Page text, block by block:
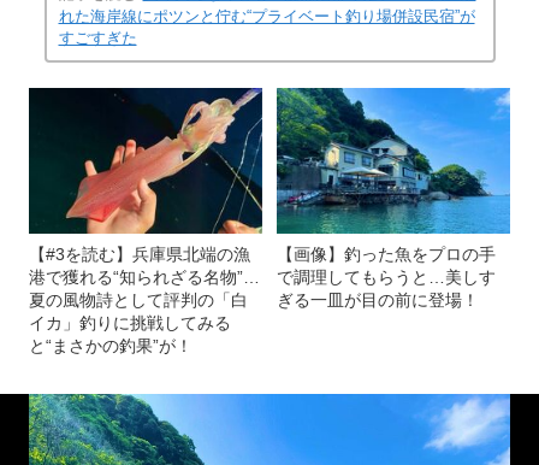
れた海岸線にポツンと佇む“プライベート釣り場併設民宿”が
すごすぎた
【#3を読む】兵庫県北端の漁
港で獲れる“知られざる名物”…
夏の風物詩として評判の「白
イカ」釣りに挑戦してみる
と“まさかの釣果”が！
【画像】釣った魚をプロの手
で調理してもらうと…美しす
ぎる一皿が目の前に登場！